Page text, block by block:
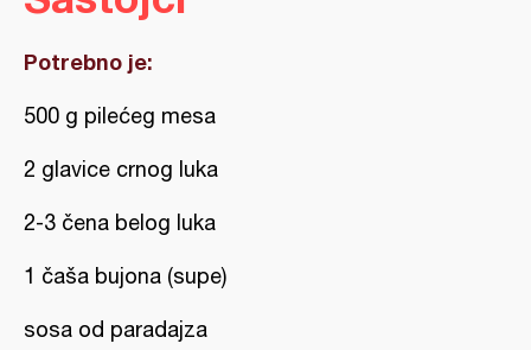
Potrebno je:
500 g pilećeg mesa
2 glavice crnog luka
2-3 čena belog luka
1 čaša bujona (supe)
sosa od paradajza